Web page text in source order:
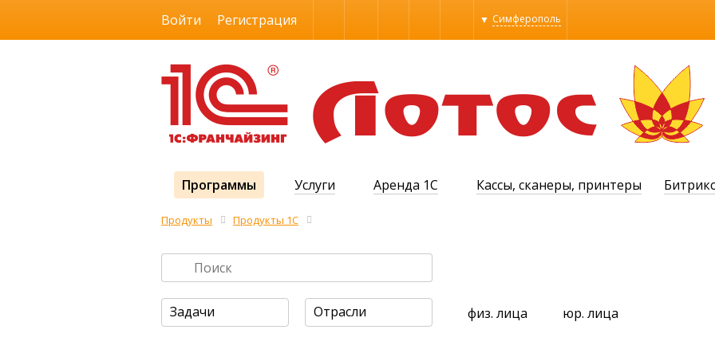
Размер шрифта Симферополь
Евпатория
Керчь
МОСКВА
Севастополь
Феодосия
Войти Регистрация
Программы Услуги Аренда 1С Кассы, сканеры, принтеры Битрикс
Продукты Продукты 1С
Задачи Отрасли физ. лица юр. лица